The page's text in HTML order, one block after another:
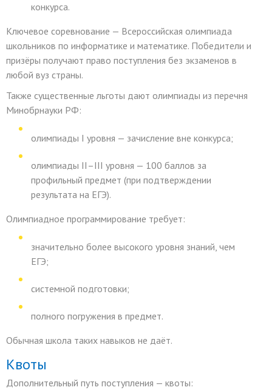
конкурса.
Ключевое соревнование — Всероссийская олимпиада
школьников по информатике и математике. Победители и
призёры получают право поступления без экзаменов в
любой вуз страны.
Также существенные льготы дают олимпиады из перечня
Минобрнауки РФ:
олимпиады I уровня — зачисление вне конкурса;
олимпиады II–III уровня — 100 баллов за
профильный предмет (при подтверждении
результата на ЕГЭ).
Олимпиадное программирование требует:
значительно более высокого уровня знаний, чем
ЕГЭ;
системной подготовки;
полного погружения в предмет.
Обычная школа таких навыков не даёт.
Квоты
Дополнительный путь поступления — квоты: